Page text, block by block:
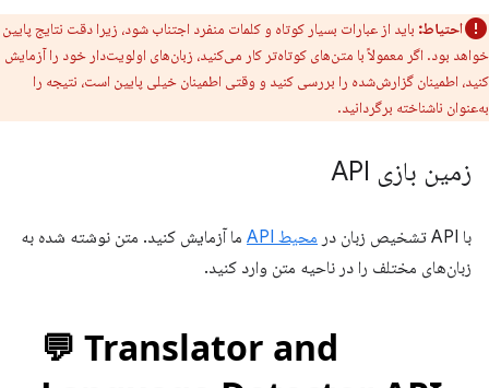
احتیاط: باید از عبارات بسیار کوتاه و کلمات منفرد اجتناب شود، زیرا دقت نتایج پایین
خواهد بود. اگر معمولاً با متن‌های کوتاه‌تر کار می‌کنید، زبان‌های اولویت‌دار خود را آزمایش
کنید، اطمینان گزارش‌شده را بررسی کنید و وقتی اطمینان خیلی پایین است، نتیجه را
به‌عنوان ناشناخته برگردانید.
زمین بازی API
با API تشخیص زبان در محیط API
ما آزمایش کنید. متن نوشته شده به
زبان‌های مختلف را در ناحیه متن وارد کنید.